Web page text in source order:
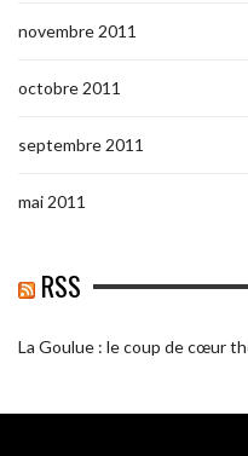
novembre 2011
octobre 2011
septembre 2011
mai 2011
RSS
La Goulue : le coup de cœur